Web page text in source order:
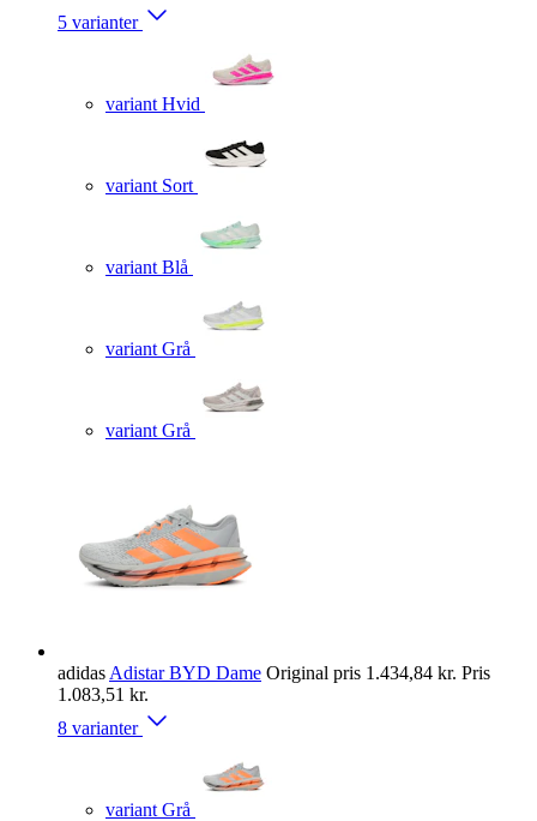
5 varianter
variant Hvid
variant Sort
variant Blå
variant Grå
variant Grå
adidas Adistar BYD Dame Original pris 1.434,84 kr. Pris
1.083,51 kr.
8 varianter
variant Grå